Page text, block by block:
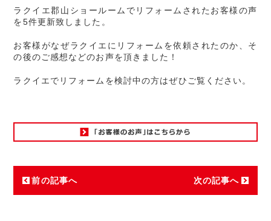
ラクイエ郡山ショールームでリフォームされたお客様の声
を5件更新致しました。
お客様がなぜラクイエにリフォームを依頼されたのか、そ
の後のご感想などのお声を頂きました！
ラクイエでリフォームを検討中の方はぜひご覧ください。
前の記事へ 次の記事へ